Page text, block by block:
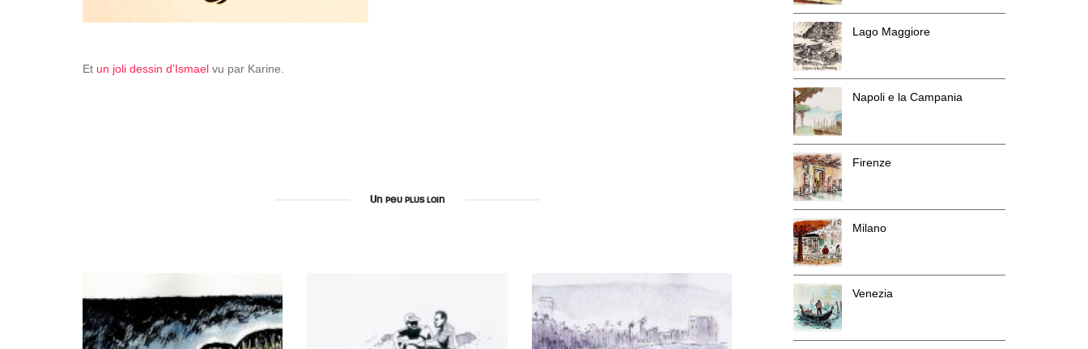
Et un joli dessin d’Ismael vu par Karine.
Un peu plus loin
Lago Maggiore
Napoli e la Campania
Firenze
Milano
Venezia